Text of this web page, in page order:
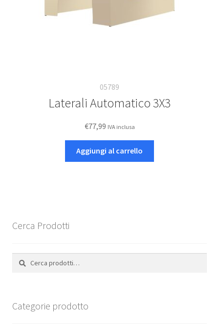
05789
Laterali Automatico 3X3
€77,99 IVA inclusa
Aggiungi al carrello
Cerca Prodotti
Cerca:
Cerca
Categorie prodotto